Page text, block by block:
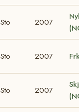
Sto 2007
Sto 2007
Sto 2007